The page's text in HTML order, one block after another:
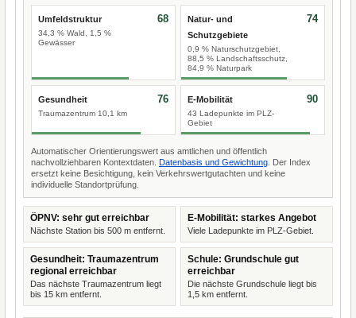
Umfeldstruktur
34,3 % Wald, 1,5 %
Gewässer
68
Natur- und
Schutzgebiete
0,9 % Naturschutzgebiet,
88,5 % Landschaftsschutz,
84,9 % Naturpark
74
Gesundheit
Traumazentrum 10,1 km
76 E-Mobilität
43 Ladepunkte im PLZ-
Gebiet
90
Automatischer Orientierungswert aus amtlichen und öffentlich
nachvollziehbaren Kontextdaten. Datenbasis und Gewichtung . Der Index
ersetzt keine Besichtigung, kein Verkehrswertgutachten und keine
individuelle Standortprüfung.
ÖPNV: sehr gut erreichbar
Nächste Station bis 500 m entfernt.
E-Mobilität: starkes Angebot
Viele Ladepunkte im PLZ-Gebiet.
Gesundheit: Traumazentrum
regional erreichbar
Das nächste Traumazentrum liegt
bis 15 km entfernt.
Schule: Grundschule gut
erreichbar
Die nächste Grundschule liegt bis
1,5 km entfernt.